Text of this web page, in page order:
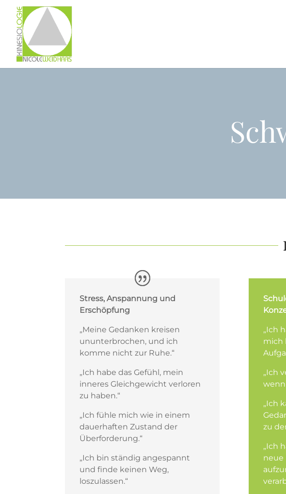
Stress, Anspannung und
Erschöpfung
„Meine Gedanken kreisen
ununterbrochen, und ich
komme nicht zur Ruhe.“
„Ich habe das Gefühl, mein
inneres Gleichgewicht verloren
zu haben.“
„Ich fühle mich wie in einem
dauerhaften Zustand der
Überforderung.“
„Ich bin ständig angespannt
und finde keinen Weg,
loszulassen.“
„Ich
mich
„Ich
wenn
„Ich
zu
„Ich
neue